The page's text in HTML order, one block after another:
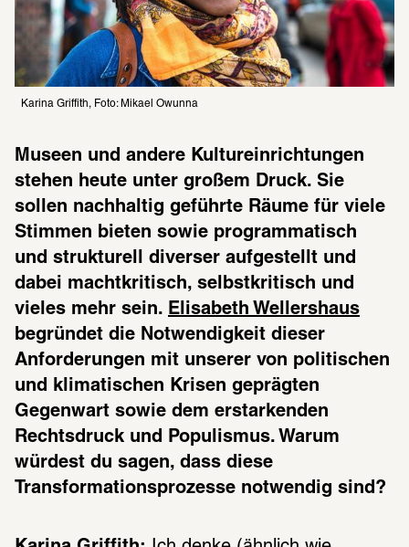
Karina Griffith, Foto: Mikael Owunna
Museen und andere Kultureinrichtungen
stehen heute unter großem Druck. Sie
sollen nachhaltig geführte Räume für viele
Stimmen bieten sowie programmatisch
und strukturell diverser aufgestellt und
dabei machtkritisch, selbstkritisch und
vieles mehr sein. Elisabeth Wellershaus
begründet die Notwendigkeit dieser
Anforderungen mit unserer von politischen
und klimatischen Krisen geprägten
Gegenwart sowie dem erstarkenden
Rechtsdruck und Populismus. Warum
würdest du sagen, dass diese
Transformationsprozesse notwendig sind?